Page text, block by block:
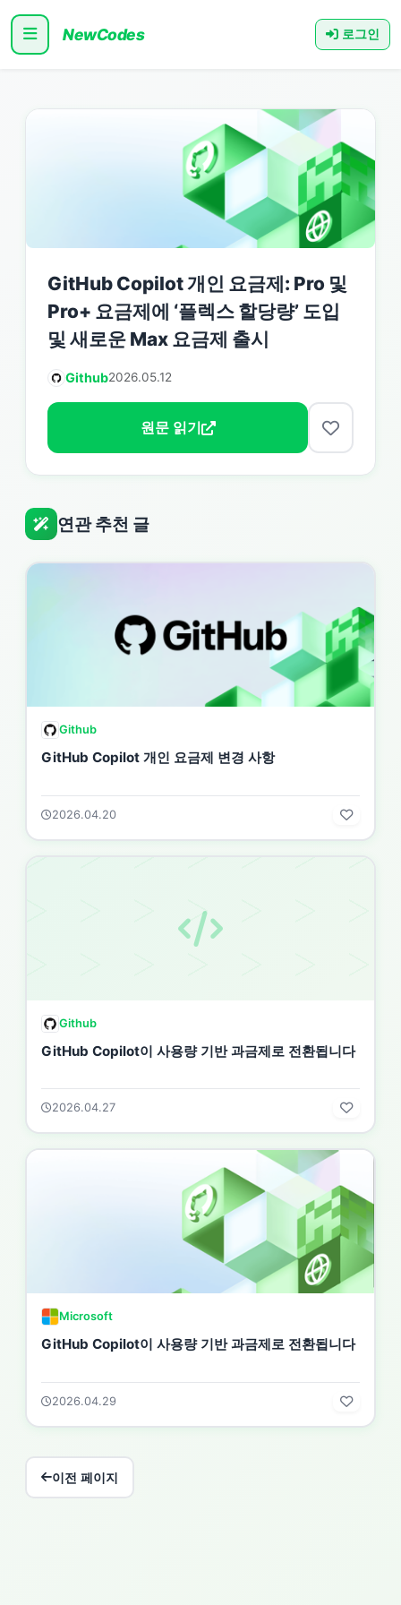
NewCodes 로그인
GitHub Copilot 개인 요금제: Pro 및
Pro+ 요금제에 ‘플렉스 할당량’ 도입
및 새로운 Max 요금제 출시
Github2026.05.12
원문 읽기
연관 추천 글
Github
GitHub Copilot 개인 요금제 변경 사항
2026.04.20
Github
GitHub Copilot이 사용량 기반 과금제로 전환됩니다
2026.04.27
Microsoft
GitHub Copilot이 사용량 기반 과금제로 전환됩니다
2026.04.29
이전 페이지